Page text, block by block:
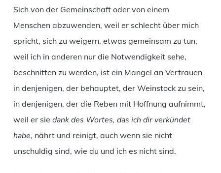
Sich von der Gemeinschaft oder von einem
Menschen abzuwenden, weil er schlecht über mich
spricht, sich zu weigern, etwas gemeinsam zu tun,
weil ich in anderen nur die Notwendigkeit sehe,
beschnitten zu werden, ist ein Mangel an Vertrauen
in denjenigen, der behauptet, der Weinstock zu sein,
in denjenigen, der die Reben mit Hoffnung aufnimmt,
weil er sie dank des Wortes, das ich dir verkündet
habe, nährt und reinigt, auch wenn sie nicht
unschuldig sind, wie du und ich es nicht sind.